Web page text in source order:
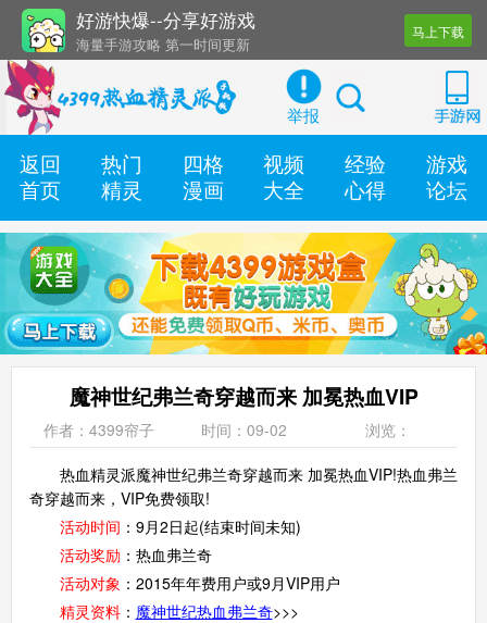
好游快爆--分享好游戏
海量手游攻略 第一时间更新
还有几十款实用辅助工具
马上下载
举报
返回
首页
热门
精灵
四格
漫画
视频
大全
经验
心得
游戏
论坛
魔神世纪弗兰奇穿越而来 加冕热血VIP
作者：4399帘子 时间：09-02 浏览：
热血精灵派魔神世纪弗兰奇穿越而来 加冕热血VIP!热血弗兰
奇穿越而来，VIP免费领取!
活动时间 ：9月2日起(结束时间未知)
活动奖励：热血弗兰奇
活动对象 ：2015年年费用户或9月VIP用户
精灵资料： 魔神世纪热血弗兰奇>>>